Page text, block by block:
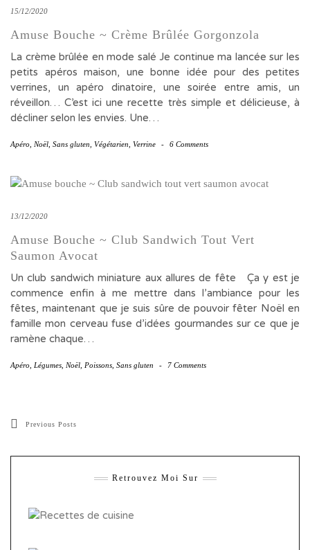
15/12/2020
Amuse Bouche ~ Crème Brûlée Gorgonzola
La crème brûlée en mode salé Je continue ma lancée sur les
petits apéros maison, une bonne idée pour des petites
verrines, un apéro dinatoire, une soirée entre amis, un
réveillon… C’est ici une recette très simple et délicieuse, à
décliner selon les envies. Une…
Apéro Noël Sans gluten Végétarien Verrine - 6 Comments
13/12/2020
Amuse Bouche ~ Club Sandwich Tout Vert
Saumon Avocat
Un club sandwich miniature aux allures de fête Ça y est je
commence enfin à me mettre dans l’ambiance pour les
fêtes, maintenant que je suis sûre de pouvoir fêter Noël en
famille mon cerveau fuse d’idées gourmandes sur ce que je
ramène chaque…
Apéro Légumes Noël Poissons Sans gluten - 7 Comments
Previous Posts
Retrouvez Moi Sur